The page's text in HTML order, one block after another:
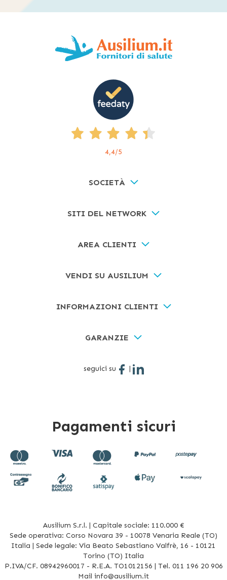
4,4/5
SOCIETÀ
SITI DEL NETWORK
AREA CLIENTI
VENDI SU AUSILIUM
INFORMAZIONI CLIENTI
GARANZIE
seguici su |
Pagamenti sicuri
Ausilium S.r.l. | Capitale sociale: 110.000 €
Sede operativa: Corso Novara 39 - 10078 Venaria Reale (TO)
Italia | Sede legale: Via Beato Sebastiano Valfrè, 16 - 10121
Torino (TO) Italia
P.IVA/CF. 08942960017 - R.E.A. TO1012156 | Tel. 011 196 20 906
Mail info@ausilium.it